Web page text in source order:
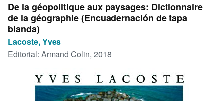
Consultar mis pedidos
Cerrar sesión
Búsqueda avanzada
Libros antiguos
Arte y coleccionismo
De la géopolitique aux paysages: Dictionnaire
de la géographie (Encuadernación de tapa
blanda)
Lacoste, Yves
Editorial: Armand Colin, 2018